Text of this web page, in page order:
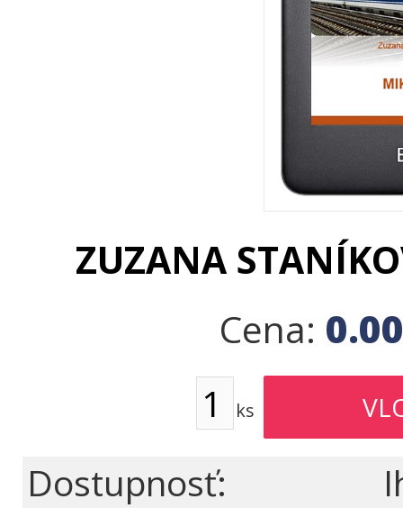
ZUZANA
Cena:
ks
Dostupnosť: